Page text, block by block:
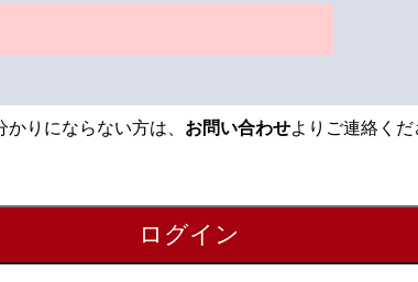
りにならない方は、 お問い合わせよりご連絡くだ